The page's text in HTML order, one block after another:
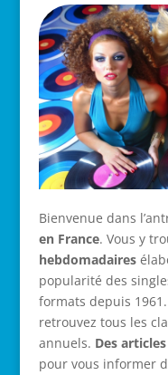
Bienvenue dans
en France. Vous y
hebdomadaires
popularité des
formats depuis
retrouvez tous les
annuels. Des articles
pour vous informer